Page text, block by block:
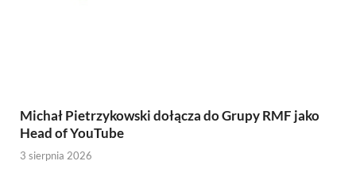
Michał Pietrzykowski dołącza do Grupy RMF jako
Head of YouTube
3 sierpnia 2026